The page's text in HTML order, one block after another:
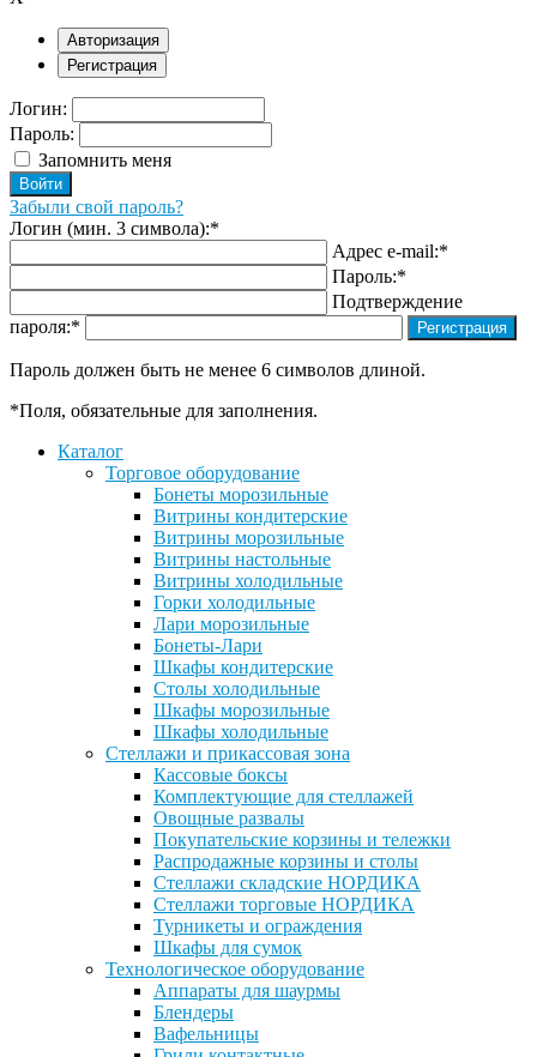
Авторизация
Регистрация
Логин:
Пароль:
Запомнить меня
Забыли свой пароль?
Логин (мин. 3 символа):*
Адрес e-mail:*
Пароль:*
Подтверждение
пароля:*
Пароль должен быть не менее 6 символов длиной.
*Поля, обязательные для заполнения.
Каталог
Торговое оборудование
Бонеты морозильные
Витрины кондитерские
Витрины морозильные
Витрины настольные
Витрины холодильные
Горки холодильные
Лари морозильные
Бонеты-Лари
Шкафы кондитерские
Столы холодильные
Шкафы морозильные
Шкафы холодильные
Стеллажи и прикассовая зона
Кассовые боксы
Комплектующие для стеллажей
Овощные развалы
Покупательские корзины и тележки
Распродажные корзины и столы
Стеллажи складские НОРДИКА
Стеллажи торговые НОРДИКА
Турникеты и ограждения
Шкафы для сумок
Технологическое оборудование
Аппараты для шаурмы
Блендеры
Вафельницы